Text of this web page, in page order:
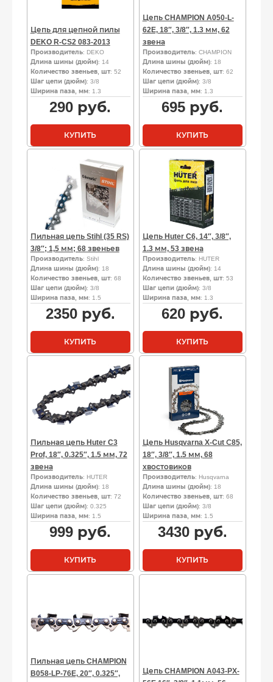
Цепь для цепной пилы
DEKO R-CS2 083-2013
Производитель: DEKO
Длина шины (дюйм): 14
Количество звеньев, шт: 52
Шаг цепи (дюйм): 3/8
Ширина паза, мм: 1.3
290 руб.
КУПИТЬ
Цепь CHAMPION A050-L-
62E, 18″, 3/8″, 1.3 мм, 62
звена
Производитель: CHAMPION
Длина шины (дюйм): 18
Количество звеньев, шт: 62
Шаг цепи (дюйм): 3/8
Ширина паза, мм: 1.3
695 руб.
КУПИТЬ
Пильная цепь Stihl (35 RS)
3/8″; 1,5 мм; 68 звеньев
Производитель: Stihl
Длина шины (дюйм): 18
Количество звеньев, шт: 68
Шаг цепи (дюйм): 3/8
Ширина паза, мм: 1.5
2350руб.
КУПИТЬ
Цепь Huter C6, 14″, 3/8″,
1.3 мм, 53 звена
Производитель: HUTER
Длина шины (дюйм): 14
Количество звеньев, шт: 53
Шаг цепи (дюйм): 3/8
Ширина паза, мм: 1.3
620 руб.
КУПИТЬ
Пильная цепь Huter C3
Prof, 18″, 0.325″, 1.5 мм, 72
звена
Производитель: HUTER
Длина шины (дюйм): 18
Количество звеньев, шт: 72
Шаг цепи (дюйм): 0.325
Ширина паза, мм: 1.5
999 руб.
КУПИТЬ
Цепь Husqvarna X-Cut С85,
18″, 3/8″, 1.5 мм, 68
хвостовиков
Производитель: Husqvarna
Длина шины (дюйм): 18
Количество звеньев, шт: 68
Шаг цепи (дюйм): 3/8
Ширина паза, мм: 1.5
3430руб.
КУПИТЬ
Пильная цепь CHAMPION
B058-LP-76E, 20″, 0.325″,
Цепь CHAMPION A043-PX-